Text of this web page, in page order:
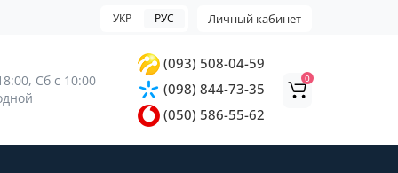
Личный кабинет
УКР РУС
Сб с 10:00
(093) 508-04-59
(098) 844-73-35
(050) 586-55-62
0